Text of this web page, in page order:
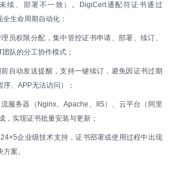
续、部署不一致）。DigiCert通配符证书通过
生命周期自动化：
员权限分配，集中管控证书申请、部署、续订、
队的分工协作模式；
自动发送提醒，支持一键续订，避免因证书过期
、APP无法访问）；
服务器（Nginx、Apache、IIS）、云平台（阿里
，实现证书批量安装与更新；
企业级技术支持，证书部署或使用过程中出现
案。